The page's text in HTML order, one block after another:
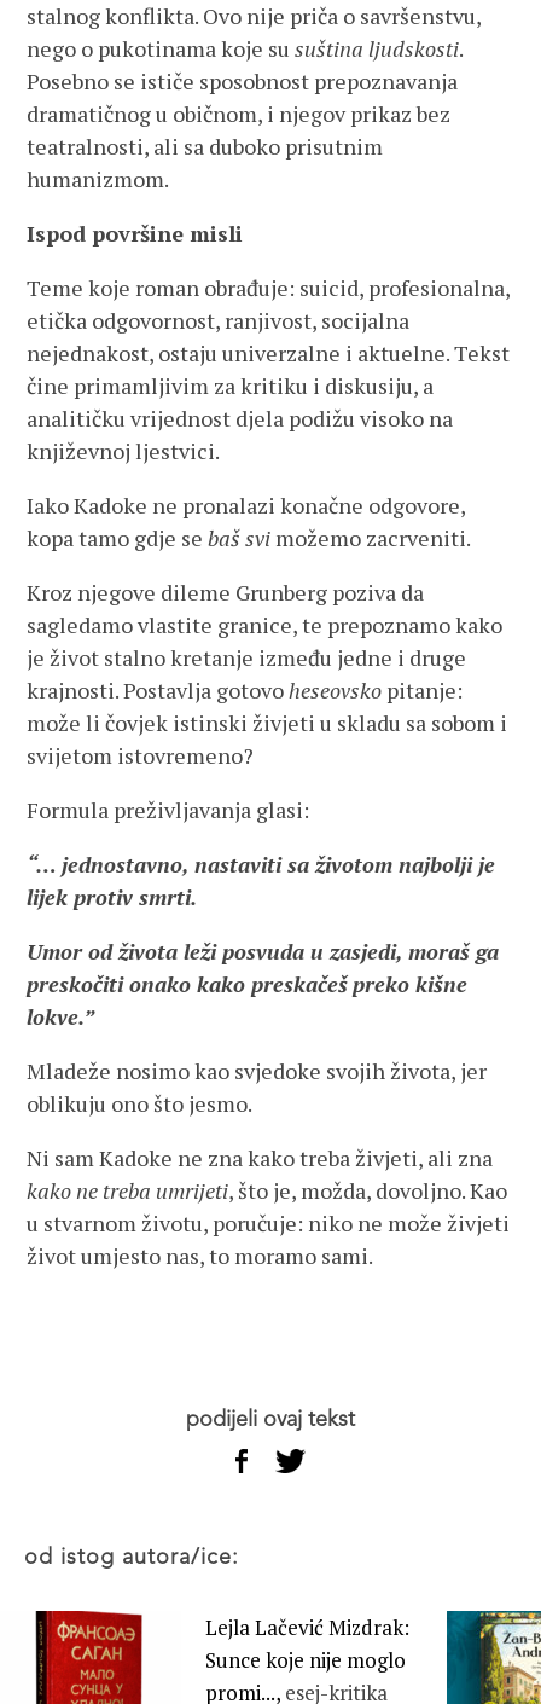
stalnog konflikta. Ovo nije priča o savršenstvu,
nego o pukotinama koje susuština ljudskosti.
Posebno se ističe sposobnost prepoznavanja
dramatičnog u običnom, i njegov prikaz bez
teatralnosti, ali sa duboko prisutnim
humanizmom.
Ispod površine misli
Teme koje roman obrađuje: suicid, profesionalna,
etička odgovornost, ranjivost, socijalna
nejednakost, ostaju univerzalne i aktuelne. Tekst
čine primamljivim za kritiku i diskusiju, a
analitičku vrijednost djela podižu visoko na
književnoj ljestvici.
Iako Kadoke ne pronalazi konačne odgovore,
kopa tamo gdje sebaš svi možemo zacrveniti.
Kroz njegove dileme Grunberg poziva da
sagledamo vlastite granice, te prepoznamo kako
je život stalno kretanje između jedne i druge
krajnosti. Postavlja gotovoheseovsko pitanje:
može li čovjek istinski živjeti u skladu sa sobom i
svijetom istovremeno?
Formula preživljavanja glasi:
“… jednostavno, nastaviti sa životom najbolji je
lijek protiv smrti.
Umor od života leži posvuda u zasjedi, moraš ga
preskočiti onako kako preskačešpreko kišne
lokve.”
Mladeže nosimo kao svjedoke svojih života, jer
oblikuju ono što jesmo.
Ni sam Kadoke ne zna kako treba živjeti, ali zna
kako ne treba umrijeti, što je, možda, dovoljno. Kao
u stvarnom životu, poručuje: niko ne može živjeti
život umjesto nas, to moramo sami.
podijeli ovaj tekst
od istog autora/ice:
Lejla Lačević Mizdrak:
Sunce koje nije moglo
promi..., esej-kritika